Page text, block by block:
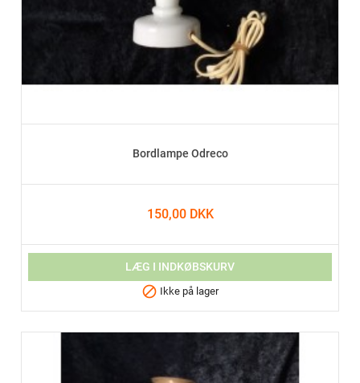
Bordlampe Odreco
150,00 DKK
LÆG I INDKØBSKURV
 Ikke på lager